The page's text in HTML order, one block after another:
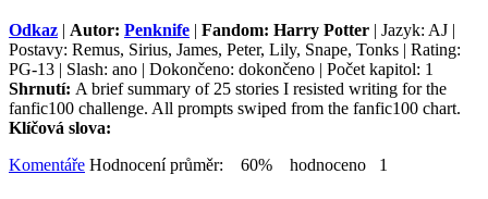
Odkaz | Autor: Penknife | Fandom: Harry Potter | Jazyk: AJ |
Postavy: Remus, Sirius, James, Peter, Lily, Snape, Tonks | Rating:
PG-13 | Slash: ano | Dokončeno: dokončeno | Počet kapitol: 1
Shrnutí: A brief summary of 25 stories I resisted writing for the
fanfic100 challenge. All prompts swiped from the fanfic100 chart.
Klíčová slova:
Komentáře Hodnocení průměr: 60% hodnoceno 1